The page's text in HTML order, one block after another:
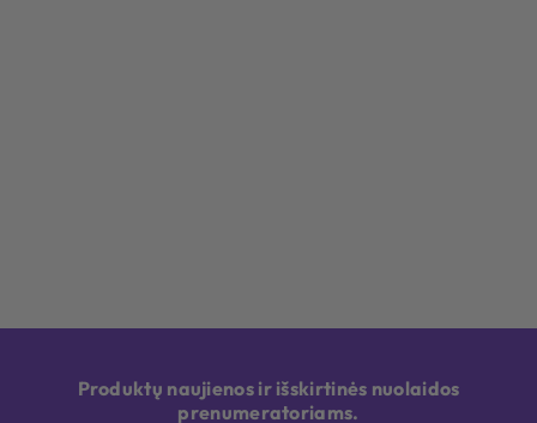
Produktų naujienos ir išskirtinės nuolaidos
prenumeratoriams.